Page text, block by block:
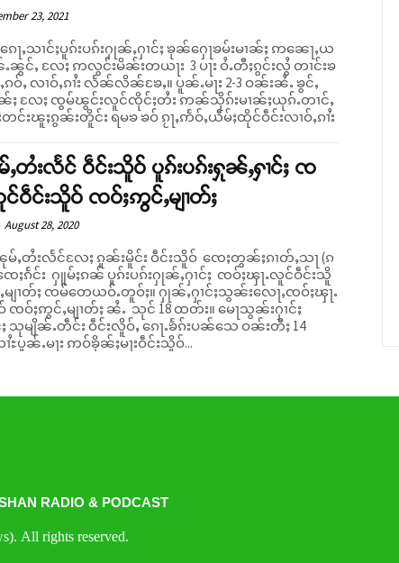
23, 2021
ေႃႇသၢင်ႈပူၵ်းပၵ်းႁုၼ်ႇႁၢင်ႈ ၶုၼ်ႁေႃၶမ်းမၢၼ်ႈ ဢၼေႃႇယ
ၼွင်ႇ လႄႈ ဢလွင်းမိၼ်းတယႃး 3 ပႃး ဝႆႉတီႈၵွင်းလွႆ တၢင်းၶ
ၢဝ်ႇၵၢႆး လႅၼ်လိၼ်ၶႄႇ။ ပူၼ်ႉမႃး 2-3 ဝၼ်းၼႆႉ ၶွင်ႇ
ႈ လႄႈ ၸွမ်ၽွင်းလူင်ၸိုင်ႈတႆး ဢၼ်သိုၵ်းမၢၼ်ႈယုၵ်ႉတၢင်ႇ
းတင်းၽူႈၵွၼ်းတိူင်း ရမၶ ၶဝ် ၵႂႃႇဢႅဝ်ႇယဵမ်ႈထိုင်ဝဵင်းလၢဝ်ႇၵၢႆး
တႆးလႅင် ဝဵင်းသိူဝ် ပူၵ်းပၵ်းႁုၼ်ႇႁၢင်ႈ ၸ
င်ဝဵင်းသိူဝ် ၸဝ်ႈဢွင်ႇမျၢတ်ႈ
August 28, 2020
ႇတႆးလႅင်လႄႈ ၵူၼ်းမိူင်း ဝဵင်းသိူဝ် ၸေႈတွၼ်ႈၵၢတ်ႇသႃ (ၵ
ေႈၵႅင်း ႁူမ်ႈၵၼ် ပူၵ်းပၵ်းႁုၼ်ႇႁၢင်ႈ ၸဝ်ႈၾႃႉလူင်ဝဵင်းသိူ
မ်တေယဝ်ႉတူဝ်ႈ။ ႁုၼ်ႇႁၢင်ႈသွၼ်းလေႃႇၸဝ်ႈၾႃႉ
ဝ်ႈဢွင်ႇမျၢတ်ႈ ၼႆႉ သုင် 18 ထတ်း။ မေႃသွၼ်းႁၢင်ႈ
ႈ သုမျိၼ်ႉတဵင်း ဝဵင်းလိူဝ်ႇ ၵေႃႉၶႅၵ်းပၼ်သေ ဝၼ်းတီႈ 14
ပူၼ်ႉမႃး ဢဝ်ၶိုၼ်ႈမႃးဝဵင်းသိူဝ်...
RADIO & PODCAST
All rights reserved.